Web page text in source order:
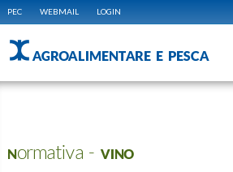
PEC WEBMAIL LOGIN
AGROALIMENTARE E PESCA
Normativa - VINO